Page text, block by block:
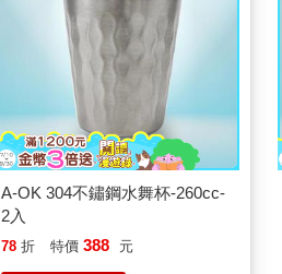
A-OK 304不鏽鋼水舞杯-260cc-
2入
78 折 特價 388 元